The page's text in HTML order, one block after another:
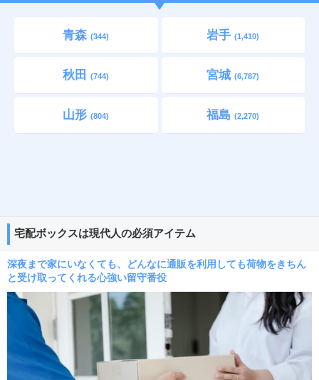
青森 (344) 岩手 (1,410)
秋田 (744) 宮城 (6,787)
山形 (804) 福島 (2,270)
宅配ボックスは現代人の必須アイテム
深夜まで家にいなくても、どんなに通販を利用しても荷物をきちん
と受け取ってくれる心強い留守番役